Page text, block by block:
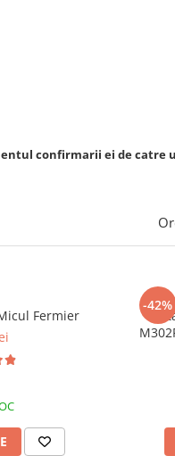
confirmarii ei de catre
Fermier
-42%